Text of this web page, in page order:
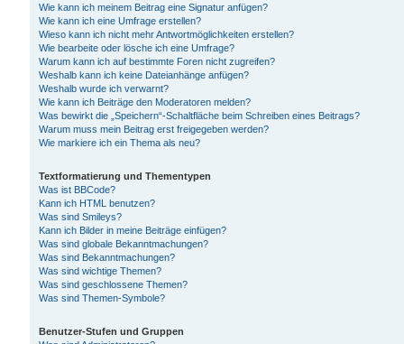
Wie kann ich meinem Beitrag eine Signatur anfügen?
Wie kann ich eine Umfrage erstellen?
Wieso kann ich nicht mehr Antwortmöglichkeiten erstellen?
Wie bearbeite oder lösche ich eine Umfrage?
Warum kann ich auf bestimmte Foren nicht zugreifen?
Weshalb kann ich keine Dateianhänge anfügen?
Weshalb wurde ich verwarnt?
Wie kann ich Beiträge den Moderatoren melden?
Was bewirkt die „Speichern“-Schaltfläche beim Schreiben eines Beitrags?
Warum muss mein Beitrag erst freigegeben werden?
Wie markiere ich ein Thema als neu?
Textformatierung und Thementypen
Was ist BBCode?
Kann ich HTML benutzen?
Was sind Smileys?
Kann ich Bilder in meine Beiträge einfügen?
Was sind globale Bekanntmachungen?
Was sind Bekanntmachungen?
Was sind wichtige Themen?
Was sind geschlossene Themen?
Was sind Themen-Symbole?
Benutzer-Stufen und Gruppen